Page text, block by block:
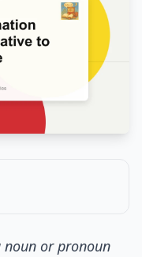
noun or pronoun